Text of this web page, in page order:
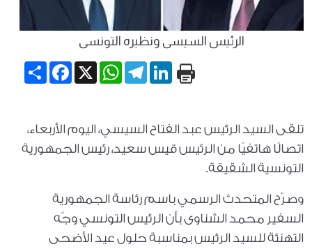
الرئيس السيسى ونظيره التونسى
Share
Facebook X
WhatsApp
TelegramLinkedIn
تلقى السيد الرئيس عبد الفتاح السيسي، اليوم الأربعاء،
اتصالًا هاتفيًا من الرئيس قيس سعيد، رئيس الجمهورية
التونسية الشقيقة.
وصرّح المتحدث الرسمي باسم رئاسة الجمهورية
السفير محمد الشناوى بأن الرئيس التونسي وجّه
التهنئة للسيد الرئيس بمناسبة حلول عيد الأضحى